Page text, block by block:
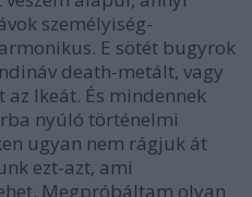
személyiség-
E sötét bugyrok
death-metált, vagy
Ikeát. És mindennek
nyúló történelmi
ugyan nem rágjuk át
ezt-azt, ami
Megpróbáltam olyan